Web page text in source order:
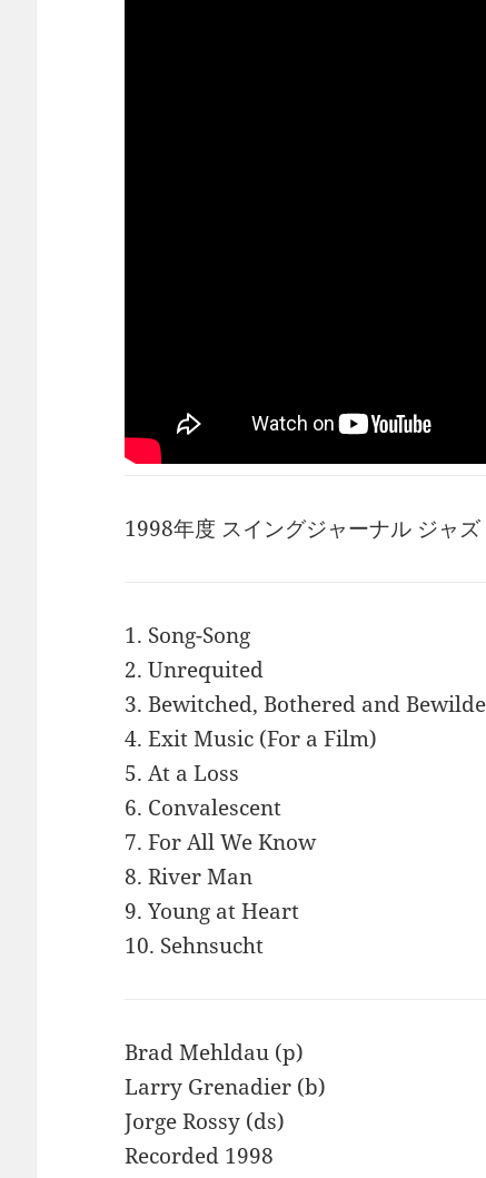
1998年度 スイングジャーナル ジャ
1. Song-Song
2. Unrequited
3. Bewitched, Bothered and
4. Exit Music (For a Film)
5. At a Loss
6. Convalescent
7. For All We Know
8. River Man
9. Young at Heart
10. Sehnsucht
Brad Mehldau (p)
Larry Grenadier (b)
Jorge Rossy (ds)
Recorded 1998